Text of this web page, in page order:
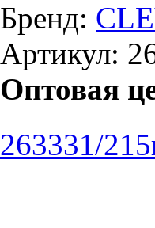
Бренд:
Артикул:
Оптовая
263331/